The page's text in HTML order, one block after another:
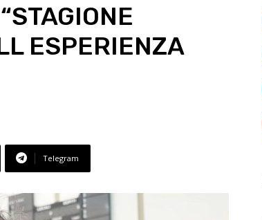
ESPERIENZA
Telegram